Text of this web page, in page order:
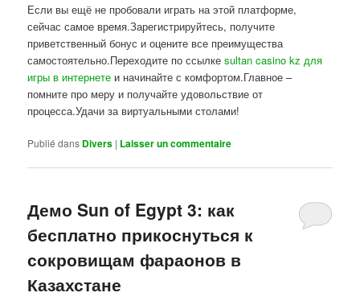
Если вы ещё не пробовали играть на этой платформе,
сейчас самое время.Зарегистрируйтесь, получите
приветственный бонус и оцените все преимущества
самостоятельно.Переходите по ссылкеsultan casino kz для
игры в интернете и начинайте с комфортом.Главное –
помните про меру и получайте удовольствие от
процесса.Удачи за виртуальными столами!
Publié dans Divers | Laisser un commentaire
Демо Sun of Egypt 3: как
бесплатно прикоснуться к
сокровищам фараонов в
Казахстане